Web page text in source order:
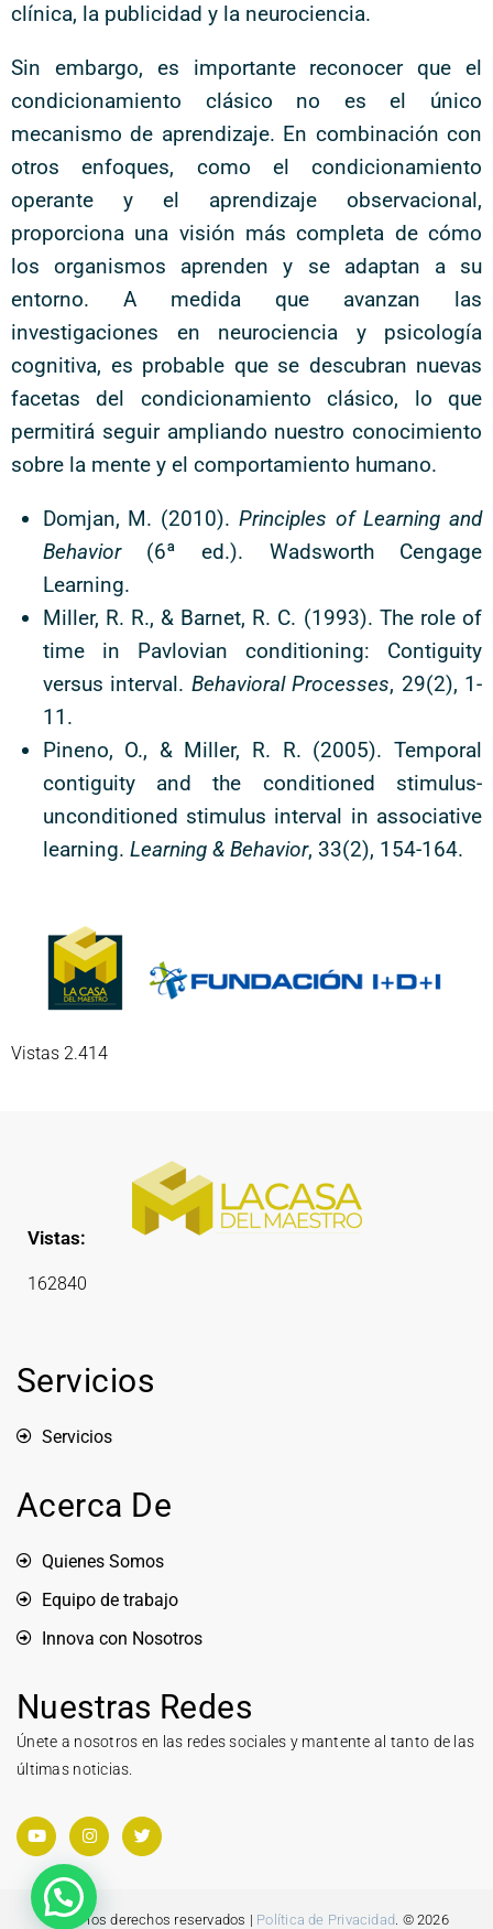
clínica, la publicidad y la neurociencia.
Sin embargo, es importante reconocer que el
condicionamiento clásico no es el único
mecanismo de aprendizaje. En combinación con
otros enfoques, como el condicionamiento
operante y el aprendizaje observacional,
proporciona una visión más completa de cómo
los organismos aprenden y se adaptan a su
entorno. A medida que avanzan las
investigaciones en neurociencia y psicología
cognitiva, es probable que se descubran nuevas
facetas del condicionamiento clásico, lo que
permitirá seguir ampliando nuestro conocimiento
sobre la mente y el comportamiento humano.
Domjan, M. (2010).Principles of Learning and
Behavior(6ª ed.). Wadsworth Cengage
Learning.
Miller, R. R., & Barnet, R. C. (1993). The role of
time in Pavlovian conditioning: Contiguity
versus interval. Behavioral Processes, 29(2), 1-
11.
Pineno, O., & Miller, R. R. (2005). Temporal
contiguity and the conditioned stimulus-
unconditioned stimulus interval in associative
learning. Learning & Behavior, 33(2), 154-164.
Vistas 2.414
Vistas:
162840
Servicios
Servicios
Acerca De
Quienes Somos
Equipo de trabajo
Innova con Nosotros
Nuestras Redes
Únete a nosotros en las redes sociales y mantente al tanto de las
últimas noticias.
Todos los derechos reservados | Política de Privacidad . © 2026